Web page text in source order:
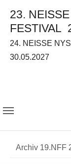
23.
FESTIVAL
24. NEISSE
30.05.2027
Archiv 19.NFF